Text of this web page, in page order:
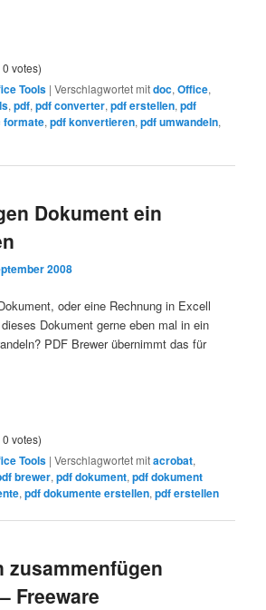
0 votes)
Tools |Verschlagwortet mitdoc,Office,
,pdf,pdf converter,pdf erstellen,pdf
formate,pdf konvertieren,pdf umwandeln,
Dokument ein
2008
oder eine Rechnung in Excell
Dokument gerne eben mal in ein
PDF Brewer übernimmt das für
0 votes)
Tools |Verschlagwortet mitacrobat,
brewer,pdf dokument,pdf dokument
,pdf dokumente erstellen,pdf erstellen
zusammenfügen
Freeware